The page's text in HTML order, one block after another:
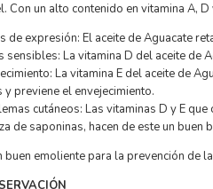
Con un alto contenido en vitamina A,
de expresión: El aceite de Aguacate
sensibles: La vitamina D del aceite de
La vitamina E del aceite de
y previene el envejecimiento.
cutáneos: Las vitaminas D y E
de saponinas, hacen de este un
buen emoliente para la prevención de